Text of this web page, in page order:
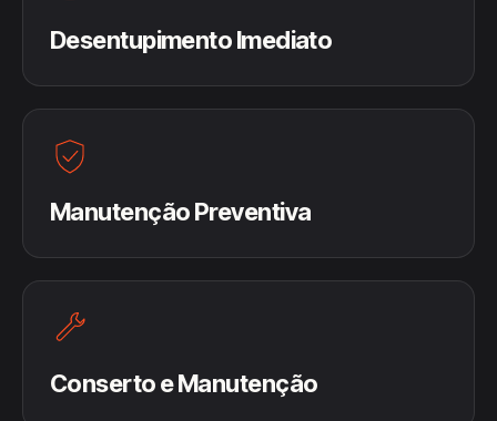
Desentupimento Imediato
Manutenção Preventiva
Conserto e Manutenção